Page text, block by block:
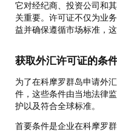
它对经纪商、投资公司和
关重要。许可证不仅为业
益并确保遵循市场标准，
获取外汇许可证的条
为了在科摩罗群岛申请外
件，这些条件由当地法律
护以及符合全球标准。
首要条件是企业在科摩罗